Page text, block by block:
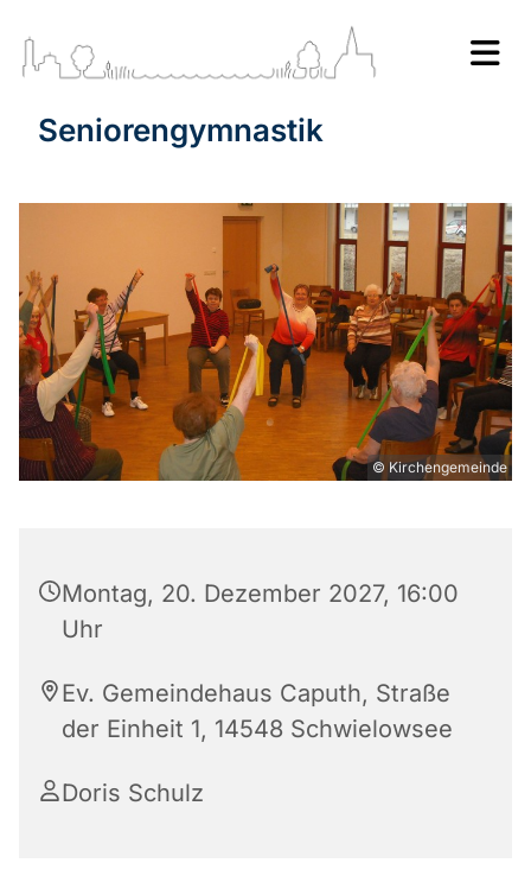
Seniorengymnastik
© Kirchengemeinde
Montag, 20. Dezember 2027, 16:00
Uhr
Ev. Gemeindehaus Caputh, Straße
der Einheit 1, 14548 Schwielowsee
Doris Schulz